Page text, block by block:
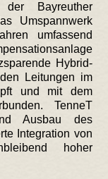
der Bayreuther
Umspannwerk
umfassend
Hybrid-
Leitungen im
und mit dem
TenneT
Ausbau des
Integration von
hoher